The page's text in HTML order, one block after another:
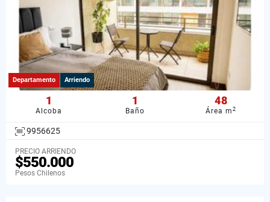
Departamento Arriendo
1
Alcoba
1
Baño
48
Área m2
9956625
PRECIO ARRIENDO
$550.000
Pesos Chilenos